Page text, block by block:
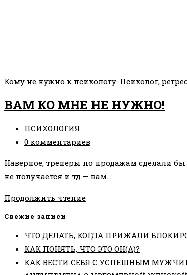
Кому не нужно к психологу. Психолог,
ВАМ КО МНЕ НЕ НУЖНО!
Рубрика
записи:
ПСИХОЛОГИЯ
Комментарии
записи:
0 комментариев
Наверное, тренеры по продажам сделали бы
не получается и тд — вам…
Продолжить чтениеВАМ
НЕ
НУЖНО!
Свежие записи
ЧТО ДЕЛАТЬ, КОГДА ПРИЖАЛИ
КАК ПОНЯТЬ, ЧТО ЭТО ОН(А)?
КАК ВЕСТИ СЕБЯ С УСПЕШНЫМ